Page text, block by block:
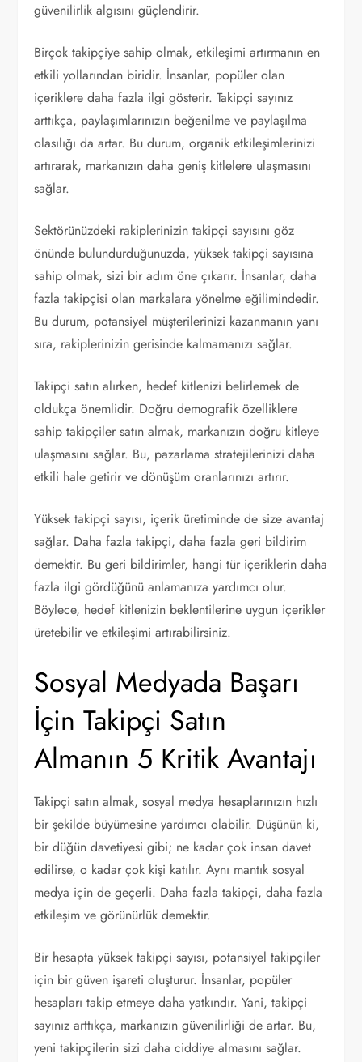
güvenilirlik algısını güçlendirir.
Birçok takipçiye sahip olmak, etkileşimi artırmanın en
etkili yollarından biridir. İnsanlar, popüler olan
içeriklere daha fazla ilgi gösterir. Takipçi sayınız
arttıkça, paylaşımlarınızın beğenilme ve paylaşılma
olasılığı da artar. Bu durum, organik etkileşimlerinizi
artırarak, markanızın daha geniş kitlelere ulaşmasını
sağlar.
Sektörünüzdeki rakiplerinizin takipçi sayısını göz
önünde bulundurduğunuzda, yüksek takipçi sayısına
sahip olmak, sizi bir adım öne çıkarır. İnsanlar, daha
fazla takipçisi olan markalara yönelme eğilimindedir.
Bu durum, potansiyel müşterilerinizi kazanmanın yanı
sıra, rakiplerinizin gerisinde kalmamanızı sağlar.
Takipçi satın alırken, hedef kitlenizi belirlemek de
oldukça önemlidir. Doğru demografik özelliklere
sahip takipçiler satın almak, markanızın doğru kitleye
ulaşmasını sağlar. Bu, pazarlama stratejilerinizi daha
etkili hale getirir ve dönüşüm oranlarınızı artırır.
Yüksek takipçi sayısı, içerik üretiminde de size avantaj
sağlar. Daha fazla takipçi, daha fazla geri bildirim
demektir. Bu geri bildirimler, hangi tür içeriklerin daha
fazla ilgi gördüğünü anlamanıza yardımcı olur.
Böylece, hedef kitlenizin beklentilerine uygun içerikler
üretebilir ve etkileşimi artırabilirsiniz.
Sosyal Medyada Başarı
İçin Takipçi Satın
Almanın 5 Kritik Avantajı
Takipçi satın almak, sosyal medya hesaplarınızın hızlı
bir şekilde büyümesine yardımcı olabilir. Düşünün ki,
bir düğün davetiyesi gibi; ne kadar çok insan davet
edilirse, o kadar çok kişi katılır. Aynı mantık sosyal
medya için de geçerli. Daha fazla takipçi, daha fazla
etkileşim ve görünürlük demektir.
Bir hesapta yüksek takipçi sayısı, potansiyel takipçiler
için bir güven işareti oluşturur. İnsanlar, popüler
hesapları takip etmeye daha yatkındır. Yani, takipçi
sayınız arttıkça, markanızın güvenilirliği de artar. Bu,
yeni takipçilerin sizi daha ciddiye almasını sağlar.